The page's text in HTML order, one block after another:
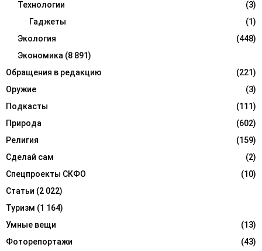
Технологии
(3)
Гаджеты
(1)
Экология
(448)
Экономика (8 891)
Обращения в редакцию
(221)
Оружие
(3)
Подкасты
(111)
Природа
(602)
Религия
(159)
Сделай сам
(2)
Спецпроекты СКФО
(10)
Статьи (2 022)
Туризм (1 164)
Умные вещи
(13)
Фоторепортажи
(43)